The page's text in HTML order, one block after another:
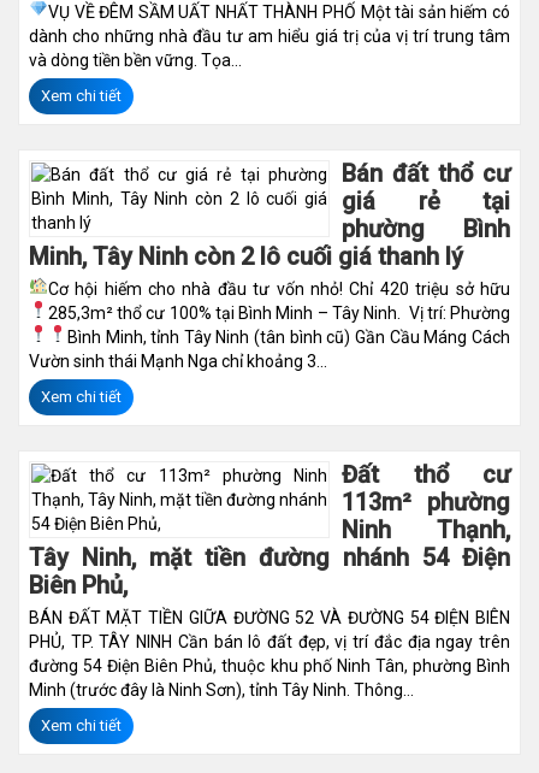
VỤ VỀ ĐÊM SẦM UẤT NHẤT THÀNH PHỐ Một tài sản hiếm có
dành cho những nhà đầu tư am hiểu giá trị của vị trí trung tâm
và dòng tiền bền vững. Tọa...
Xem chi tiết
Bán đất thổ cư
giá rẻ tại
phường Bình
Minh, Tây Ninh còn 2 lô cuối giá thanh lý
Cơ hội hiếm cho nhà đầu tư vốn nhỏ! Chỉ 420 triệu sở hữu
285,3m² thổ cư 100% tại Bình Minh – Tây Ninh. Vị trí: Phường
Bình Minh, tỉnh Tây Ninh (tân bình cũ) Gần Cầu Máng Cách
Vườn sinh thái Mạnh Nga chỉ khoảng 3...
Xem chi tiết
Đất thổ cư
113m² phường
Ninh Thạnh,
Tây Ninh, mặt tiền đường nhánh 54 Điện
Biên Phủ,
BÁN ĐẤT MẶT TIỀN GIỮA ĐƯỜNG 52 VÀ ĐƯỜNG 54 ĐIỆN BIÊN
PHỦ, TP. TÂY NINH Cần bán lô đất đẹp, vị trí đắc địa ngay trên
đường 54 Điện Biên Phủ, thuộc khu phố Ninh Tân, phường Bình
Minh (trước đây là Ninh Sơn), tỉnh Tây Ninh. Thông...
Xem chi tiết